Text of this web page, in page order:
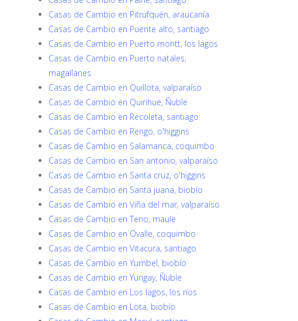
Casas de Cambio en Pitrufquén, araucanía
Casas de Cambio en Puente alto, santiago
Casas de Cambio en Puerto montt, los lagos
Casas de Cambio en Puerto natales,
magallanes
Casas de Cambio en Quillota, valparaíso
Casas de Cambio en Quirihue, Ñuble
Casas de Cambio en Recoleta, santiago
Casas de Cambio en Rengo, o'higgins
Casas de Cambio en Salamanca, coquimbo
Casas de Cambio en San antonio, valparaíso
Casas de Cambio en Santa cruz, o'higgins
Casas de Cambio en Santa juana, biobío
Casas de Cambio en Viña del mar, valparaíso
Casas de Cambio en Teno, maule
Casas de Cambio en Ovalle, coquimbo
Casas de Cambio en Vitacura, santiago
Casas de Cambio en Yumbel, biobío
Casas de Cambio en Yungay, Ñuble
Casas de Cambio en Los lagos, los ríos
Casas de Cambio en Lota, biobío